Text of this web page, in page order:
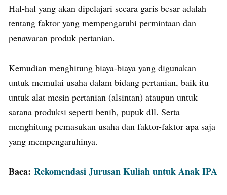
Hal-hal yang akan dipelajari secara garis besar adalah
tentang faktor yang mempengaruhi permintaan dan
penawaran produk pertanian.
Kemudian menghitung biaya-biaya yang digunakan
untuk memulai usaha dalam bidang pertanian, baik itu
untuk alat mesin pertanian (alsintan) ataupun untuk
sarana produksi seperti benih, pupuk dll. Serta
menghitung pemasukan usaha dan faktor-faktor apa saja
yang mempengaruhinya.
Baca: Rekomendasi Jurusan Kuliah untuk Anak IPA